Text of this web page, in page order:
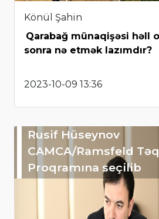
Könül Şahin
Qarabağ münaqişəsi həll
sonra nə etmək lazımdır?
2023-10-09 13:36
Rusif Hüseynov
CAMCA/Ramsfeld
Proqramına seçilib